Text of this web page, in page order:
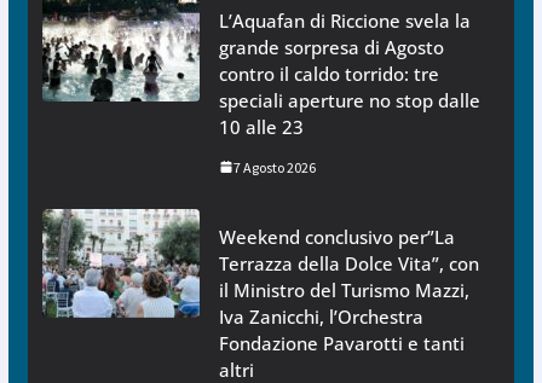
L’Aquafan di Riccione svela la
grande sorpresa di Agosto
contro il caldo torrido: tre
speciali aperture no stop dalle
10 alle 23
7 Agosto 2026
Weekend conclusivo per”La
Terrazza della Dolce Vita”, con
il Ministro del Turismo Mazzi,
Iva Zanicchi, l’Orchestra
Fondazione Pavarotti e tanti
altri